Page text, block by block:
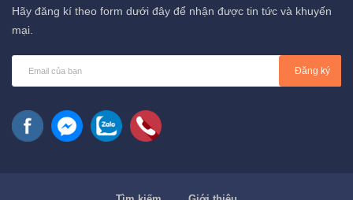
Hãy đăng kí theo form dưới đây để nhận được tin tức và khuyến
mại.
Đăng ký